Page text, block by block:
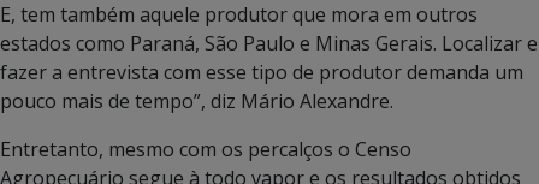
E, tem também aquele produtor que mora em outros
estados como Paraná, São Paulo e Minas Gerais. Localizar e
fazer a entrevista com esse tipo de produtor demanda um
pouco mais de tempo”, diz Mário Alexandre.
Entretanto, mesmo com os percalços o Censo
Agropecuário segue à todo vapor e os resultados obtidos